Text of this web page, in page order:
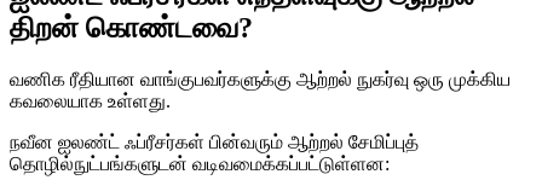
திறன் கொண்டவை?
வணிக ரீதியான வாங்குபவர்களுக்கு ஆற்றல் நுகர்வு ஒரு முக்கிய
கவலையாக உள்ளது.
நவீன ஐலண்ட் ஃப்ரீசர்கள் பின்வரும் ஆற்றல் சேமிப்புத்
தொழில்நுட்பங்களுடன் வடிவமைக்கப்பட்டுள்ளன: